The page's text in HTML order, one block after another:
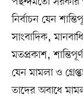
নির্বাচন যেন
সাংবাদিক,
মতপ্রকাশ,
যেন মামলা ও
তাদের অবাধে